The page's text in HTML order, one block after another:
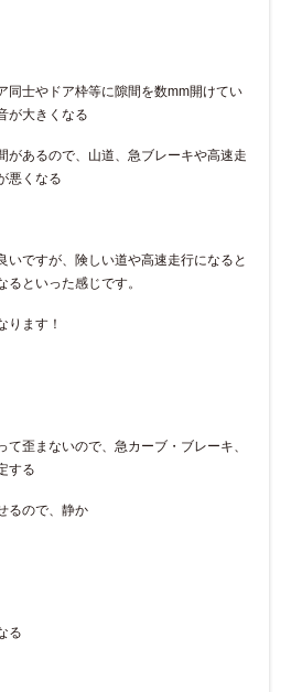
同士やドア枠等に隙間を数mm開けてい
が大きくなる
があるので、山道、急ブレーキや高速走
悪くなる
いですが、険しい道や高速走行になると
といった感じです。
ります！
て歪まないので、急カーブ・ブレーキ、
する
るので、静か
る